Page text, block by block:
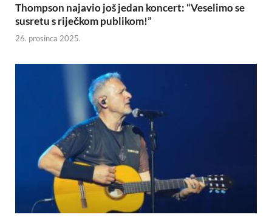
Thompson najavio još jedan koncert: “Veselimo se
susretu s riječkom publikom!”
26. prosinca 2025.